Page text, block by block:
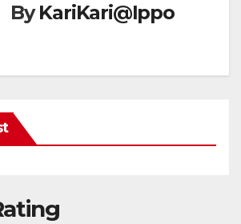
ByKariKari@Ippo